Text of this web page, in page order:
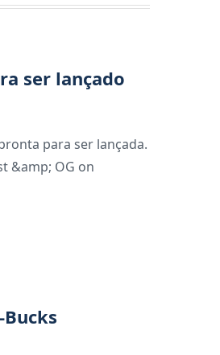
ser lançado
para ser lançada.
&amp; OG on